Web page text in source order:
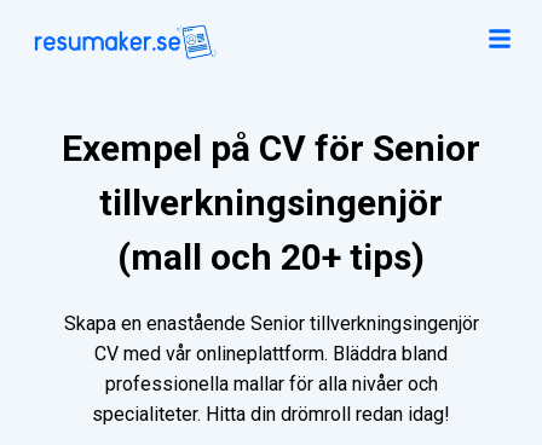
Exempel på CV för Senior
tillverkningsingenjör
(mall och 20+ tips)
Skapa en enastående Senior tillverkningsingenjör
CV med vår onlineplattform. Bläddra bland
professionella mallar för alla nivåer och
specialiteter. Hitta din drömroll redan idag!